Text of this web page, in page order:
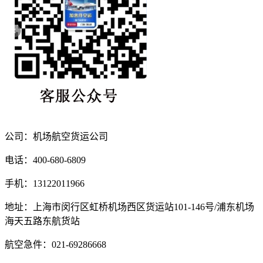
公司：机场航空货运公司
电话：400-680-6809
手机：13122011966
地址：上海市闵行区虹桥机场西区货运站101-146号/浦东机场
海天五路东航货站
航空急件：021-69286668